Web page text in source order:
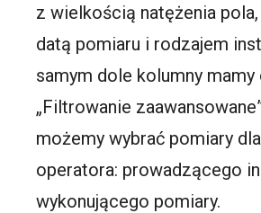
z wielkością natężenia
datą pomiaru i rodzajem
samym dole kolumny mamy
„Filtrowanie
możemy wybrać pomiary
operatora: prowadzącego
wykonującego pomiary.